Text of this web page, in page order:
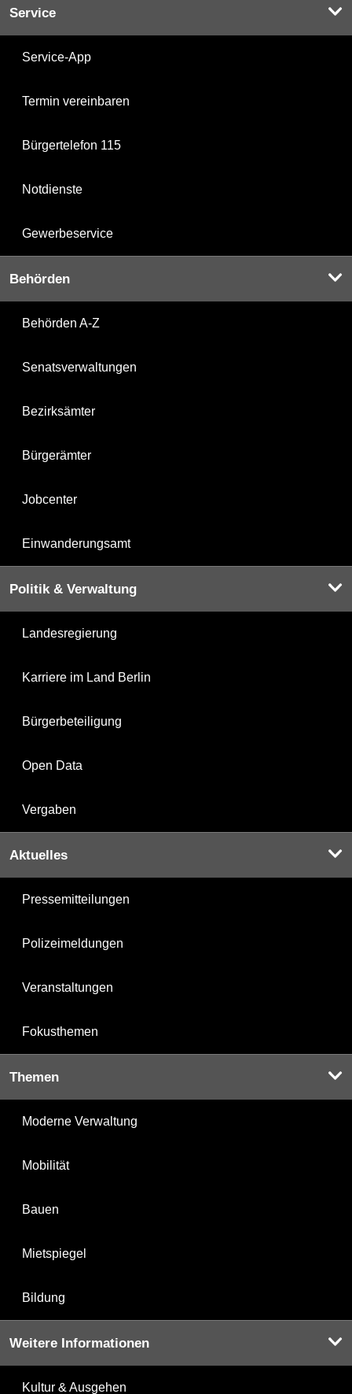
Service
Service-App
Termin vereinbaren
Bürgertelefon 115
Notdienste
Gewerbeservice
Behörden
Behörden A-Z
Senatsverwaltungen
Bezirksämter
Bürgerämter
Jobcenter
Einwanderungsamt
Politik & Verwaltung
Landesregierung
Karriere im Land Berlin
Bürgerbeteiligung
Open Data
Vergaben
Aktuelles
Pressemitteilungen
Polizeimeldungen
Veranstaltungen
Fokusthemen
Themen
Moderne Verwaltung
Mobilität
Bauen
Mietspiegel
Bildung
Weitere Informationen
Kultur & Ausgehen